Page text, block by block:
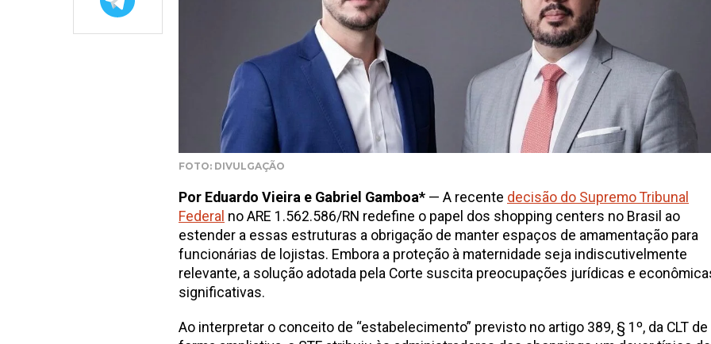
FOTO: DIVULGAÇÃO
Por Eduardo Vieira e Gabriel Gamboa* — A recente decisão do Supremo Tribunal
Federal no ARE 1.562.586/RN redefine o papel dos shopping centers no Brasil ao
estender a essas estruturas a obrigação de manter espaços de amamentação para
funcionárias de lojistas. Embora a proteção à maternidade seja indiscutivelmente
relevante, a solução adotada pela Corte suscita preocupações jurídicas e
significativas.
Ao interpretar o conceito de “estabelecimento” previsto no artigo 389, § 1º, da CLT de